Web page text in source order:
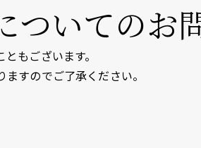
ついてのお
もございます。
すのでご了承ください。